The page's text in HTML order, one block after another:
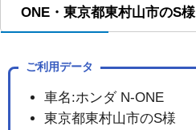
ONE・東京都東村山市のS様
ご利用データ
車名:ホンダ N-ONE
東京都東村山市のS様